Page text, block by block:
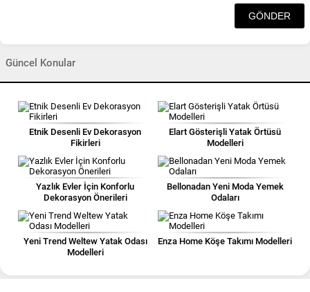
Güncel Konular
Etnik Desenli Ev Dekorasyon
Fikirleri
Elart Gösterişli Yatak Örtüsü
Modelleri
Yazlık Evler İçin Konforlu
Dekorasyon Önerileri
Bellonadan Yeni Moda Yemek
Odaları
Yeni Trend Weltew Yatak Odası
Modelleri
Enza Home Köşe Takımı Modelleri